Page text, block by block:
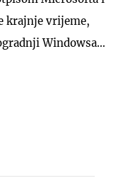
krajnje vrijeme,
Windowsa…